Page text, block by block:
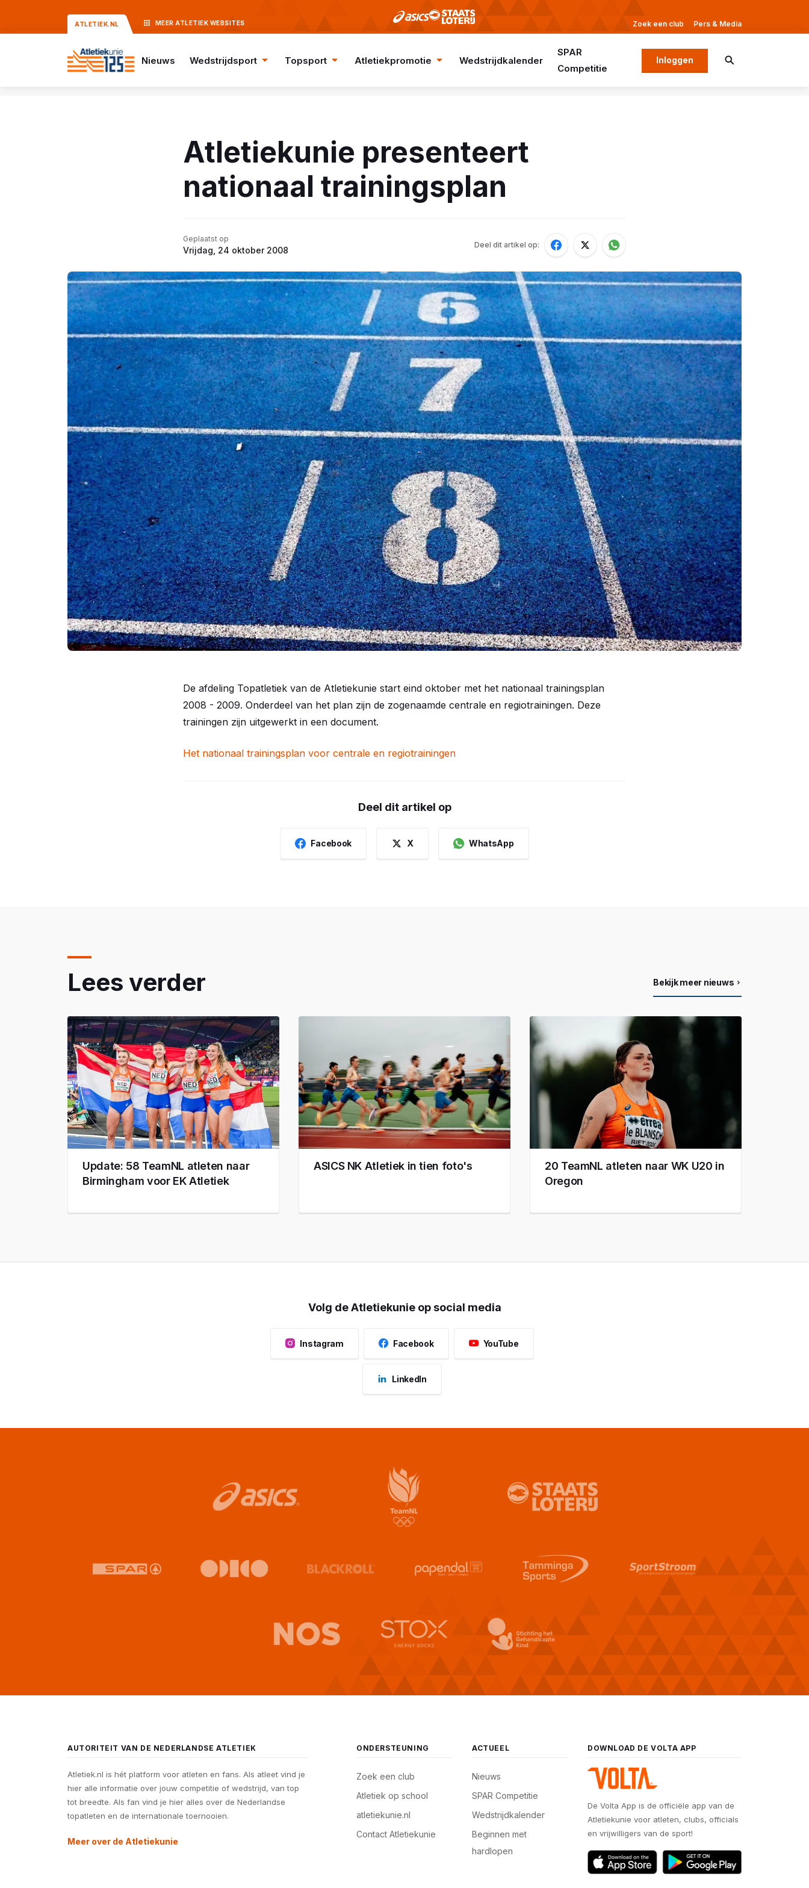
ATLETIEK.NL MEER ATLETIEK WEBSITES Zoek een club Pers & Media
Nieuws Wedstrijdsport Topsport Atletiekpromotie Wedstrijdkalender
SPAR
Competitie
Inloggen
Atletiekunie presenteert
nationaal trainingsplan
Geplaatst op
Vrijdag, 24 oktober 2008
Deel dit artikel op:
De afdeling Topatletiek van de Atletiekunie start eind oktober met het nationaal trainingsplan
2008 - 2009. Onderdeel van het plan zijn de zogenaamde centrale en regiotrainingen. Deze
trainingen zijn uitgewerkt in een document.
Het nationaal trainingsplan voor centrale en regiotrainingen
Deel dit artikel op
Facebook X WhatsApp
Lees verder Bekijk meer nieuws
Update: 58 TeamNL atleten naar
Birmingham voor EK Atletiek
ASICS NK Atletiek in tien foto's
20 TeamNL atleten naar WK U20 in
Oregon
Volg de Atletiekunie op social media
Instagram Facebook YouTube
LinkedIn
AUTORITEIT VAN DE NEDERLANDSE ATLETIEK
Atletiek.nl is hét platform voor atleten en fans. Als atleet vind je
hier alle informatie over jouw competitie of wedstrijd, van top
tot breedte. Als fan vind je hier alles over de Nederlandse
topatleten en de internationale toernooien.
Meer over de Atletiekunie
ONDERSTEUNING
Zoek een club
Atletiek op school
atletiekunie.nl
Contact Atletiekunie
ACTUEEL
Nieuws
SPAR Competitie
Wedstrijdkalender
Beginnen met
hardlopen
DOWNLOAD DE VOLTA APP
De Volta App is de officiële app van de
Atletiekunie voor atleten, clubs, officials
en vrijwilligers van de sport!